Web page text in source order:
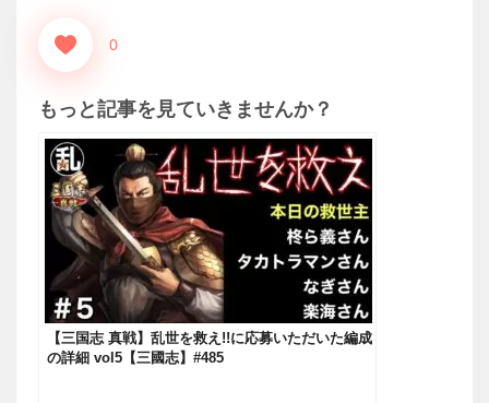
0
もっと記事を見ていきませんか？
【三国志 真戦】乱世を救え!!に応募いただいた編成
の詳細 vol5【三國志】#485